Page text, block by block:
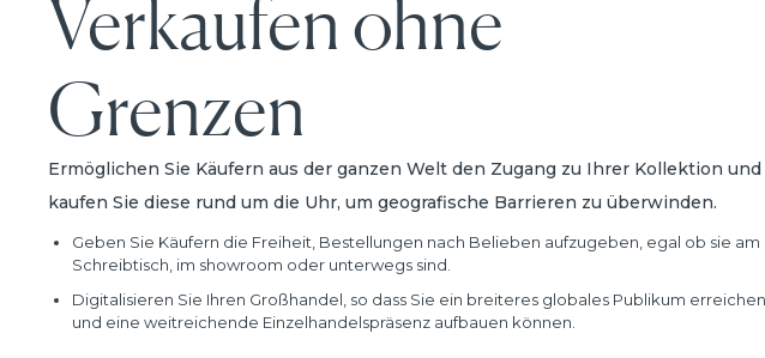
Verkaufen ohne
Grenzen
Ermöglichen Sie Käufern aus der ganzen Welt den Zugang zu Ihrer Kollektion und
kaufen Sie diese rund um die Uhr, um geografische Barrieren zu überwinden.
Geben Sie Käufern die Freiheit, Bestellungen nach Belieben aufzugeben, egal ob sie am
Schreibtisch, im showroom oder unterwegs sind.
Digitalisieren Sie Ihren Großhandel, so dass Sie ein breiteres globales Publikum erreichen
und eine weitreichende Einzelhandelspräsenz aufbauen können.